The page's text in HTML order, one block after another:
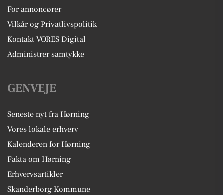
For annoncører
Vilkår og Privatlivspolitik
Kontakt VORES Digital
Administrer samtykke
GENVEJE
Seneste nyt fra Hørning
Vores lokale erhverv
Kalenderen for Hørning
Fakta om Hørning
Erhvervsartikler
Skanderborg Kommune